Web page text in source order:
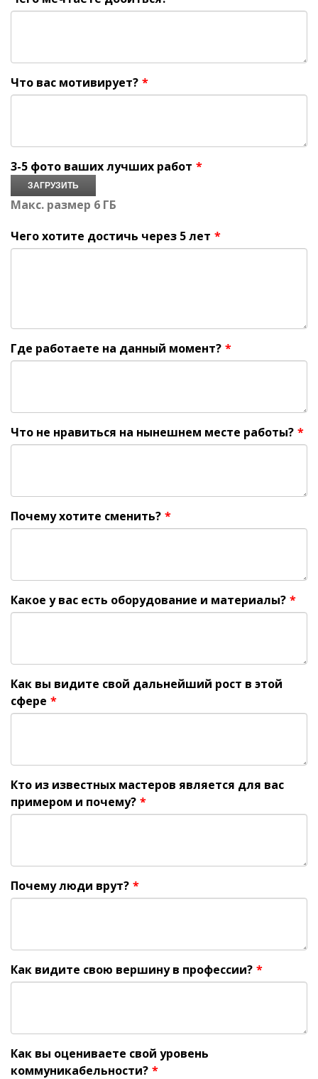
Что вас мотивирует? *
3-5 фото ваших лучших работ *
ЗАГРУЗИТЬ
Макс. размер 6 ГБ
Чего хотите достичь через 5 лет *
Где работаете на данный момент? *
Что не нравиться на нынешнем месте работы? *
Почему хотите сменить? *
Какое у вас есть оборудование и материалы? *
Как вы видите свой дальнейший рост в этой
сфере *
Кто из известных мастеров является для вас
примером и почему? *
Почему люди врут? *
Как видите свою вершину в профессии? *
Как вы оцениваете свой уровень
коммуникабельности? *